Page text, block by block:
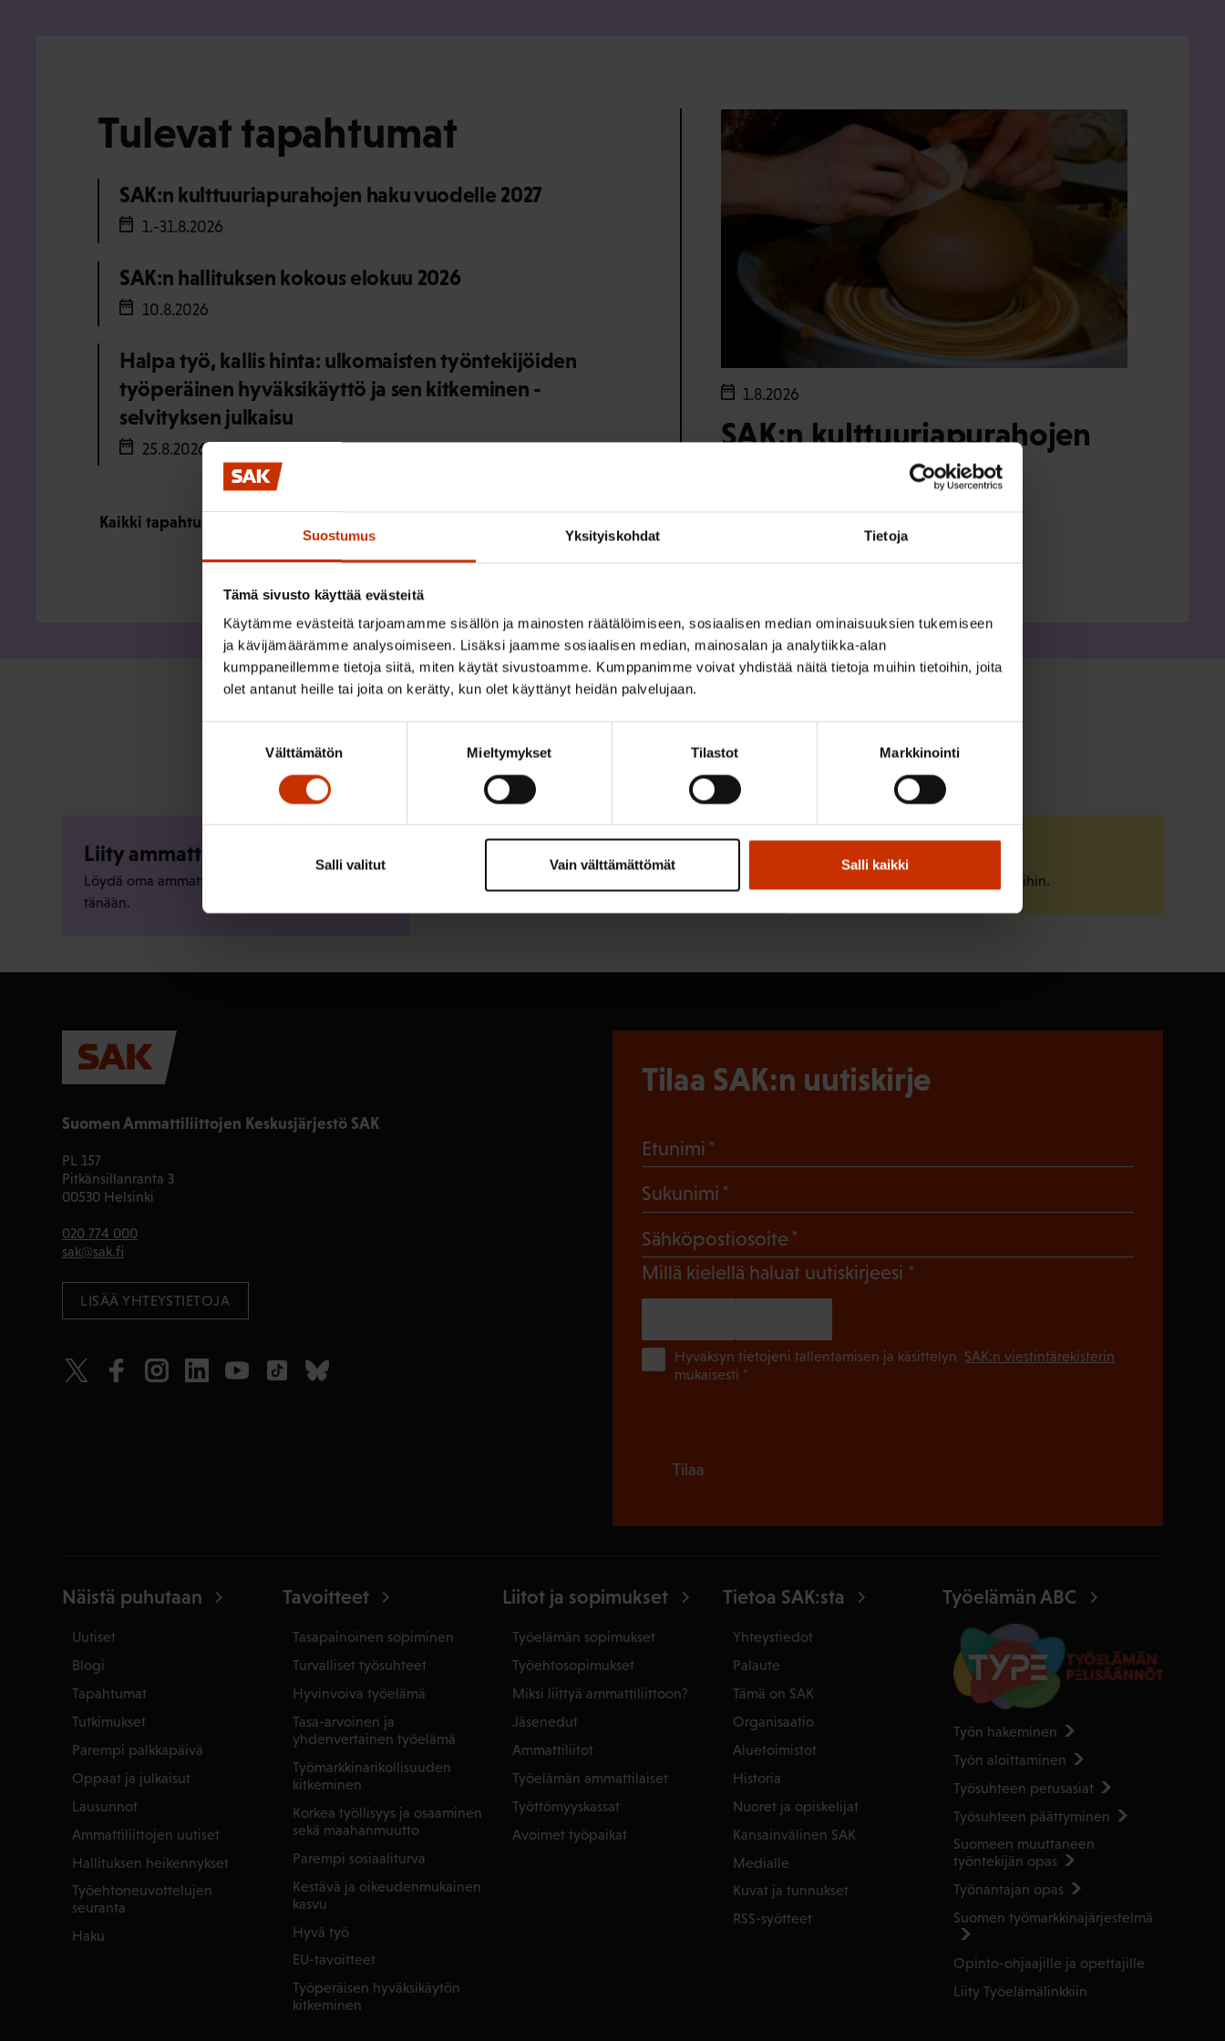
Suostumus Yksityiskohdat Tietoja
Tämä sivusto käyttää evästeitä
Käytämme evästeitä tarjoamamme sisällön ja mainosten räätälöimiseen, sosiaalisen median ominaisuuksien tukemiseen
ja kävijämäärämme analysoimiseen. Lisäksi jaamme sosiaalisen median, mainosalan ja analytiikka-alan
kumppaneillemme tietoja siitä, miten käytät sivustoamme. Kumppanimme voivat yhdistää näitä tietoja muihin tietoihin, joita
olet antanut heille tai joita on kerätty, kun olet käyttänyt heidän palvelujaan.
Välttämätön Mieltymykset Tilastot Markkinointi
Vain välttämättömät
Salli valitut Salli kaikki
Tulevat tapahtumat
SAK:n kulttuuriapurahojen haku vuodelle 2027
1.-31.8.2026
SAK:n hallituksen kokous elokuu 2026
10.8.2026
Halpa työ, kallis hinta: ulkomaisten työntekijöiden
työperäinen hyväksikäyttö ja sen kitkeminen -
selvityksen julkaisu
25.8.2026
Kaikki tapahtumat
1.8.2026
SAK:n kulttuuriapurahojen
haku vuodelle 2027
Pikalinkit
Liity ammattiliittoon
Löydä oma ammattiliittosi ja liity jo
tänään.
Pysy ajan tasalla Tunne oikeutesi
Tutustu työelämän pelisääntöihin.
Suomen Ammattiliittojen Keskusjärjestö SAK
PL 157
Pitkänsillanranta 3
00530 Helsinki
020 774 000
sak@sak.fi
LISÄÄ YHTEYSTIETOJA
Tilaa SAK:n uutiskirje
Etunimi
Sukunimi
Sähköpostiosoite
Millä kielellä haluat uutiskirjeesi (Pakollinen)
Hyväksyn tietojeni tallentamisen ja käsittelyn SAK:n viestintärekisterin
mukaisesti *
Tilaa
Näistä puhutaan
Uutiset
Blogi
Tapahtumat
Tutkimukset
Parempi palkkapäivä
Oppaat ja julkaisut
Lausunnot
Ammattiliittojen uutiset
Hallituksen heikennykset
Työehtoneuvottelujen
seuranta
Haku
Tavoitteet
Tasapainoinen sopiminen
Turvalliset työsuhteet
Hyvinvoiva työelämä
Tasa-arvoinen ja
yhdenvertainen työelämä
Työmarkkinarikollisuuden
kitkeminen
Korkea työllisyys ja osaaminen
sekä maahanmuutto
Parempi sosiaaliturva
Kestävä ja oikeudenmukainen
kasvu
Hyvä työ
EU-tavoitteet
Työperäisen hyväksikäytön
kitkeminen
Liitot ja sopimukset
Työelämän sopimukset
Työehtosopimukset
Miksi liittyä ammattiliittoon?
Jäsenedut
Ammattiliitot
Työelämän ammattilaiset
Työttömyyskassat
Avoimet työpaikat
Tietoa SAK:sta
Yhteystiedot
Palaute
Tämä on SAK
Organisaatio
Aluetoimistot
Historia
Nuoret ja opiskelijat
Kansainvälinen SAK
Medialle
Kuvat ja tunnukset
RSS-syötteet
Työelämän ABC
Työn hakeminen
Työn aloittaminen
Työsuhteen perusasiat
Työsuhteen päättyminen
Suomeen muuttaneen
työntekijän opas
Työnantajan opas
Suomen työmarkkinajärjestelmä
Opinto-ohjaajille ja opettajille
Liity Työelämälinkkiin